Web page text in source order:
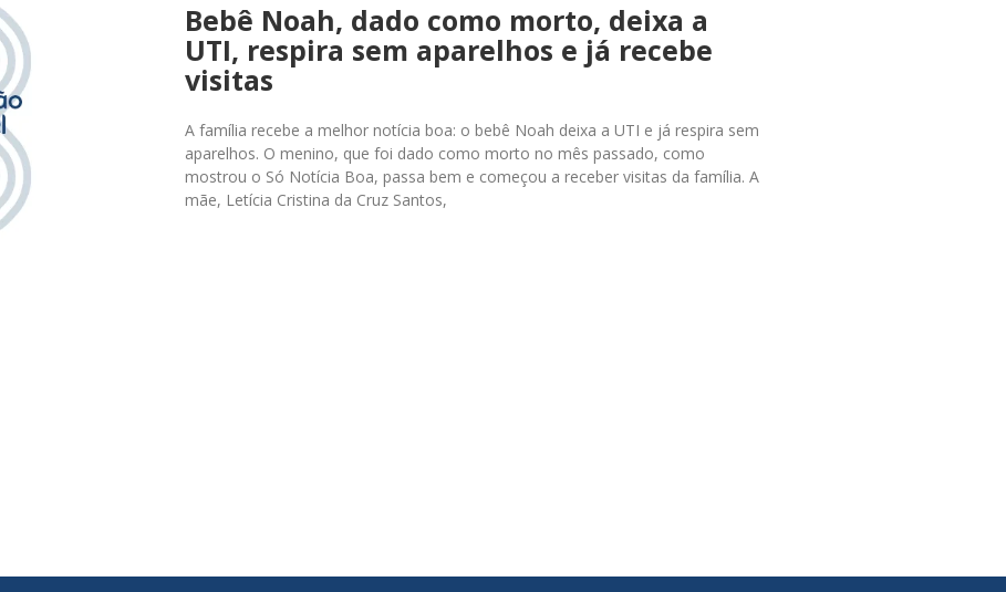
Bebê Noah, dado como morto, deixa a
UTI, respira sem aparelhos e já recebe
visitas
A família recebe a melhor notícia boa: o bebê Noah deixa a UTI e já respira sem
aparelhos. O menino, que foi dado como morto no mês passado, como
mostrou o Só Notícia Boa, passa bem e começou a receber visitas da família. A
mãe, Letícia Cristina da Cruz Santos,